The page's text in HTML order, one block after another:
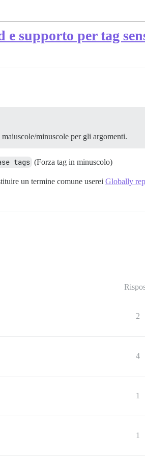
supporto per tag
minuscole per gli argomenti.
tags (Forza tag in minuscolo)
un termine comune userei Globally
2
4
1
1